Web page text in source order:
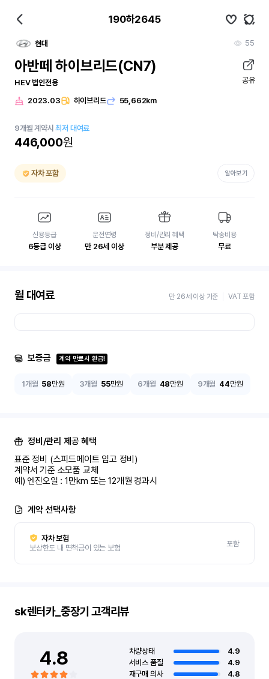
190하2645
현대 55
아반떼 하이브리드(CN7)
HEV 법인전용 공유
2023.03 하이브리드 55,662km
9개월 계약시최저 대여료
446,000원
자차 포함 알아보기
신용등급
6등급 이상
운전연령
만 26세 이상
정비/관리 혜택
부분 제공
탁송비용
무료
월 대여료 만 26세 이상 기준 VAT 포함
보증금 계약 만료시 환급!
1개월 58만원 3개월 55만원 6개월 48만원 9개월 44만원
정비/관리 제공 혜택
표준 정비 (스피드메이트 입고 정비)
계약서 기준 소모품 교체
예) 엔진오일 : 1만km 또는 12개월 경과시
계약 선택사항
자차 보험
보상한도 내 면책금이 있는 보험
포함
sk렌터카_중장기 고객리뷰
4.8 차량상태
4.9
서비스 품질
4.9
재구매 의사
4.8